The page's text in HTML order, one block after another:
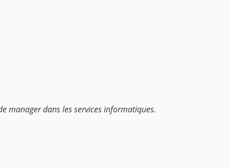
manager dans les services informatiques.